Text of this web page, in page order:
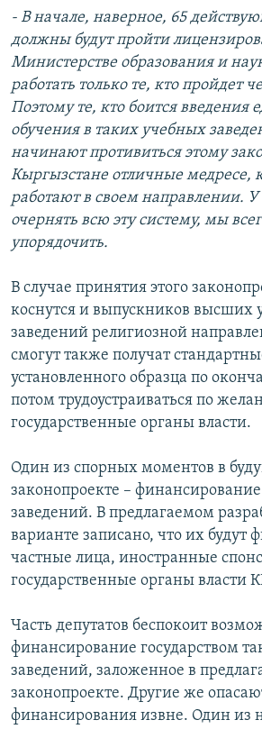
- В начале, наверное, 65
должны будут пройти
Министерстве образования и
работать только те, кто пройдет
Поэтому те, кто боится введения
обучения в таких учебных
начинают противиться этому
Кыргызстане отличные медресе,
работают в своем направлении. У
очернять всю эту систему, мы
упорядочить.
В случае принятия этого
коснутся и выпускников высших
заведений религиозной
смогут также получат
установленного образца по
потом трудоустраиваться по
государственные органы власти.
Один из спорных моментов в
законопроекте –
заведений. В предлагаемом
варианте записано, что их будут
частные лица, иностранные
государственные органы власти
Часть депутатов беспокоит
финансирование государством
заведений, заложенное в
законопроекте. Другие же
финансирования извне. Один из